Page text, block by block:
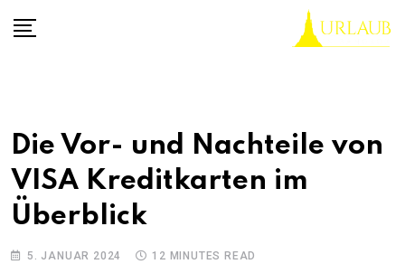
Die Vor- und Nachteile von
VISA Kreditkarten im
Überblick
5. JANUAR 2024 12 MINUTES READ